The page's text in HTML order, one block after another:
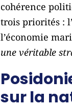
cohérence
trois priorités :
l’économie
une véritable
sur la